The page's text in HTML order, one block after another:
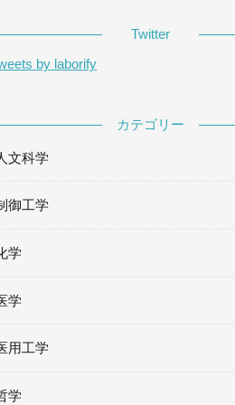
Twitter
by laborify
カテゴリー
文科学
御工学
学
学
用工学
学